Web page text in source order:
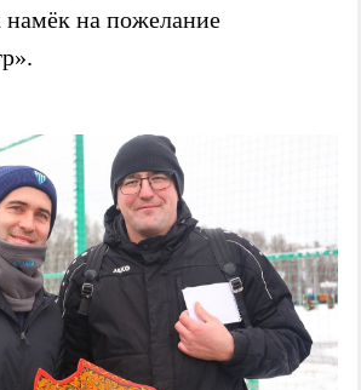
намёк на пожелание